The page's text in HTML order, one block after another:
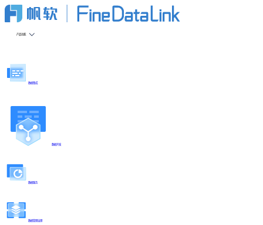
产品功能
数据集成
数据开发
数据服务
数据管理治理